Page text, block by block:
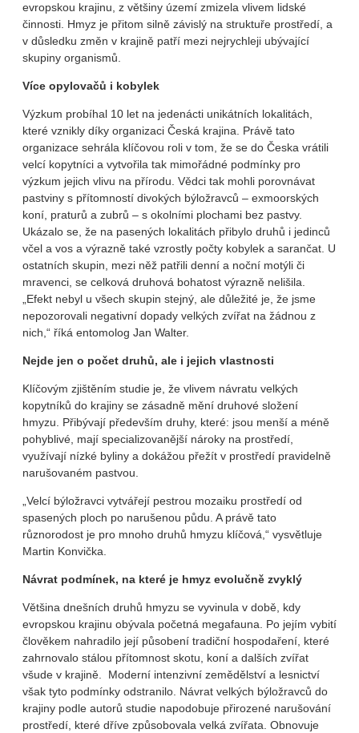
evropskou krajinu, z většiny území zmizela vlivem lidské
činnosti. Hmyz je přitom silně závislý na struktuře prostředí, a
v důsledku změn v krajině patří mezi nejrychleji ubývající
skupiny organismů.
Více opylovačů i kobylek
Výzkum probíhal 10 let na jedenácti unikátních lokalitách,
které vznikly díky organizaci Česká krajina. Právě tato
organizace sehrála klíčovou roli v tom, že se do Česka vrátili
velcí kopytníci a vytvořila tak mimořádné podmínky pro
výzkum jejich vlivu na přírodu. Vědci tak mohli porovnávat
pastviny s přítomností divokých býložravců – exmoorských
koní, praturů a zubrů – s okolními plochami bez pastvy.
Ukázalo se, že na pasených lokalitách přibylo druhů i jedinců
včel a vos a výrazně také vzrostly počty kobylek a sarančat. U
ostatních skupin, mezi něž patřili denní a noční motýli či
mravenci, se celková druhová bohatost výrazně nelišila.
„Efekt nebyl u všech skupin stejný, ale důležité je, že jsme
nepozorovali negativní dopady velkých zvířat na žádnou z
nich,“ říká entomolog Jan Walter.
Nejde jen o počet druhů, ale i jejich vlastnosti
Klíčovým zjištěním studie je, že vlivem návratu velkých
kopytníků do krajiny se zásadně mění druhové složení
hmyzu. Přibývají především druhy, které: jsou menší a méně
pohyblivé, mají specializovanější nároky na prostředí,
využívají nízké byliny a dokážou přežít v prostředí pravidelně
narušovaném pastvou.
„Velcí býložravci vytvářejí pestrou mozaiku prostředí od
spasených ploch po narušenou půdu. A právě tato
různorodost je pro mnoho druhů hmyzu klíčová,“ vysvětluje
Martin Konvička.
Návrat podmínek, na které je hmyz evolučně zvyklý
Většina dnešních druhů hmyzu se vyvinula v době, kdy
evropskou krajinu obývala početná megafauna. Po jejím vybití
člověkem nahradilo její působení tradiční hospodaření, které
zahrnovalo stálou přítomnost skotu, koní a dalších zvířat
všude v krajině. Moderní intenzivní zemědělství a lesnictví
však tyto podmínky odstranilo. Návrat velkých býložravců do
krajiny podle autorů studie napodobuje přirozené narušování
prostředí, které dříve způsobovala velká zvířata. Obnovuje